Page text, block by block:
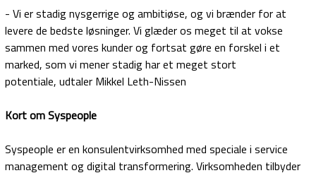
- Vi er stadig nysgerrige og ambitiøse, og vi brænder for at
levere de bedste løsninger. Vi glæder os meget til at vokse
sammen med vores kunder og fortsat gøre en forskel i et
marked, som vi mener stadig har et meget stort
potentiale, udtaler Mikkel Leth-Nissen
Kort om Syspeople
Syspeople er en konsulentvirksomhed med speciale i service
management og digital transformering. Virksomheden tilbyder